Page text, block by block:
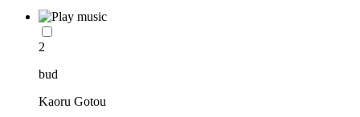
2
bud
Kaoru Gotou